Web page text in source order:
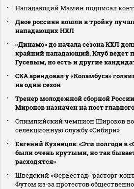
Нападающий Мамин подписал
Двое россиян вошли в тройку
нападающих НХЛ
«Динамо» до начала сезона КХЛ
крайний нападающий. Клуб ведет
Гусевым, но есть и другие
СКА арендовал у «Коламбуса»
на один сезон
Тренер молодежной сборной
Миронов назначен на пост
Олимпийский чемпион Широков
селекционную службу «Сибири»
Евгений Кузнецов: «Эти полгода в
были очень крутыми, но так
расходятся»
Шведский «Ферьестад» расторг
Футом из‑за протестов